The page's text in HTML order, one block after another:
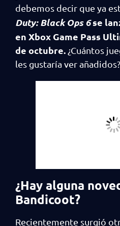
debemos decir que ya
Duty: Black Ops 6se
en Xbox Game Pass
de octubre. ¿Cuántos
les gustaría ver añadidos?
¿Hay alguna
Bandicoot?
Recientemente surgió